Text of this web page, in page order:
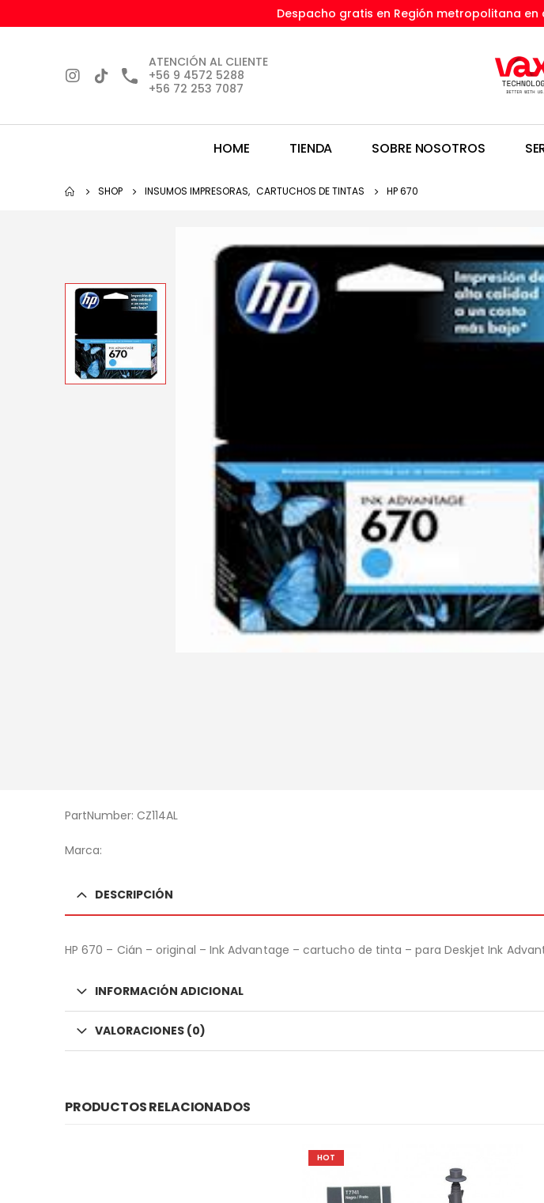
Despacho gratis en Región metropolitana en
ATENCIÓN AL CLIENTE
+56 9 4572 5288
+56 72 253 7087
HOME TIENDA SOBRE NOSOTROS
SHOP INSUMOS IMPRESORAS, CARTUCHOS DE TINTAS HP 670
PartNumber: CZ114AL
Marca:
DESCRIPCIÓN
HP 670 – Cián – original – Ink Advantage – cartucho de tinta – para Deskjet Ink
INFORMACIÓN ADICIONAL
VALORACIONES (0)
PRODUCTOS RELACIONADOS
HOT